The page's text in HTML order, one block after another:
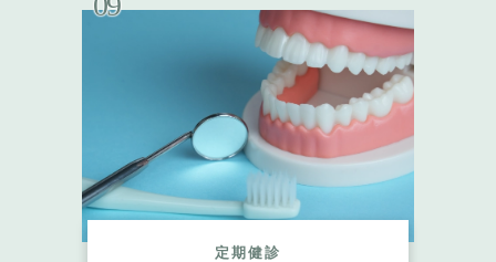
定期健診